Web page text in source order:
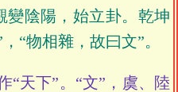
變陰陽，始立卦。乾坤
“物相雜，故曰文”。
“天下”。“文”，虞、陸